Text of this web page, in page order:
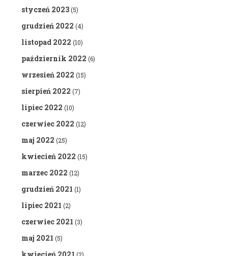
styczeń 2023(5)
grudzień 2022 (4)
listopad 2022 (10)
październik 2022 (6)
wrzesień 2022 (15)
sierpień 2022 (7)
lipiec 2022 (10)
czerwiec 2022 (12)
maj 2022 (25)
kwiecień 2022 (15)
marzec 2022 (12)
grudzień 2021 (1)
lipiec 2021 (2)
czerwiec 2021 (3)
maj 2021 (5)
(2)